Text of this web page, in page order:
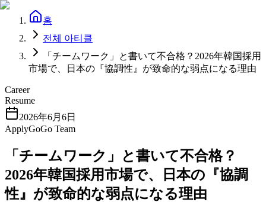
홈
전체 아티클
「チームワーク」と書いて不合格？2026年韓国採用
市場で、日本の『協調性』が致命的な弱点になる理由
Career
Resume
2026年6月6日
ApplyGoGo Team
「チームワーク」と書いて不合格？
2026年韓国採用市場で、日本の『協調
性』が致命的な弱点になる理由